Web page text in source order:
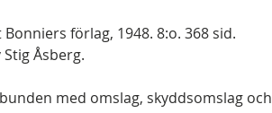
förlag, 1948. 8:o. 368 sid.
Åsberg.
med omslag, skyddsomslag och